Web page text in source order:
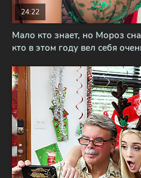
Мало кто знает, но Мороз
кто в этом году вел себя
24:22